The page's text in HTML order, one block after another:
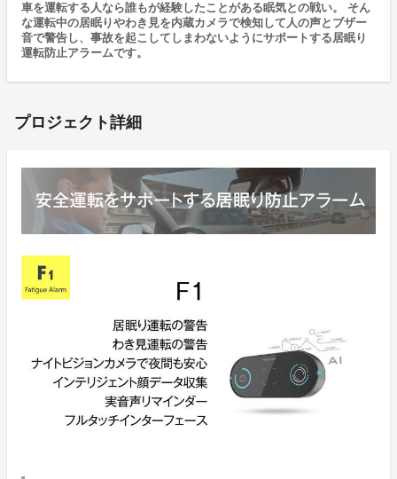
車を運転する人なら誰もが経験したことがある眠気との戦い。 そん
な運転中の居眠りやわき見を内蔵カメラで検知して人の声とブザー
音で警告し、事故を起こしてしまわないようにサポートする居眠り
運転防止アラームです。
プロジェクト詳細